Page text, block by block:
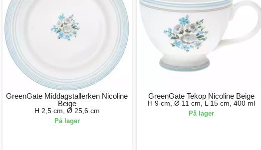
GreenGate Middagstallerken Nicoline
Beige
H 2,5 cm, Ø 25,6 cm
På lager
GreenGate Tekop Nicoline Beige
H 9 cm, Ø 11 cm, L 15 cm, 400 ml
På lager